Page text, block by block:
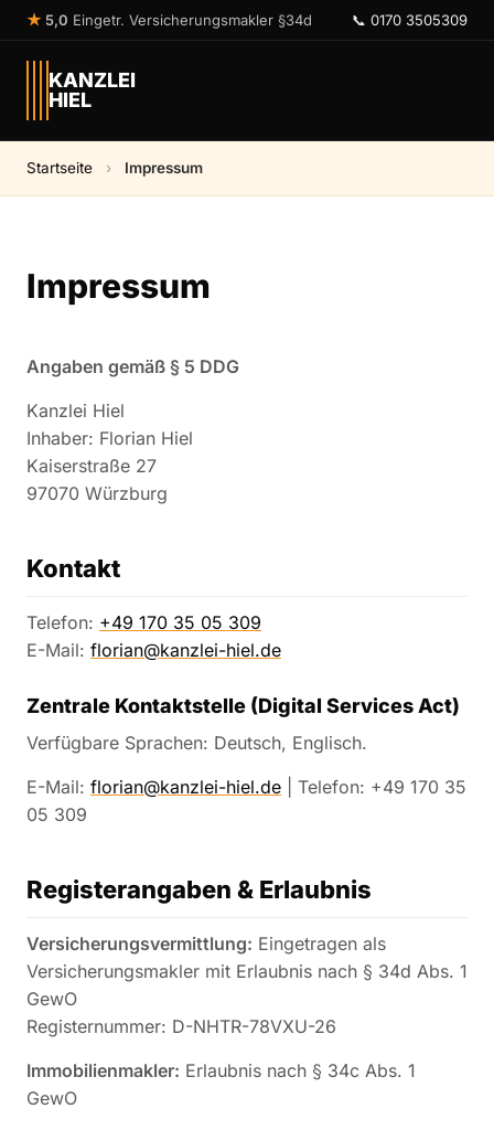
★ 5,0 Eingetr. Versicherungsmakler §34d 📞 0170 3505309
KANZLEI
HIEL
Startseite › Impressum
Impressum
Angaben gemäß § 5 DDG
Kanzlei Hiel
Inhaber: Florian Hiel
Kaiserstraße 27
97070 Würzburg
Kontakt
Telefon: +49 170 35 05 309
E-Mail: florian@kanzlei-hiel.de
Zentrale Kontaktstelle (Digital Services Act)
Verfügbare Sprachen: Deutsch, Englisch.
E-Mail: florian@kanzlei-hiel.de | Telefon: +49 170 35
05 309
Registerangaben & Erlaubnis
Versicherungsvermittlung: Eingetragen als
Versicherungsmakler mit Erlaubnis nach § 34d Abs. 1
GewO
Registernummer: D-NHTR-78VXU-26
Immobilienmakler: Erlaubnis nach § 34c Abs. 1
GewO